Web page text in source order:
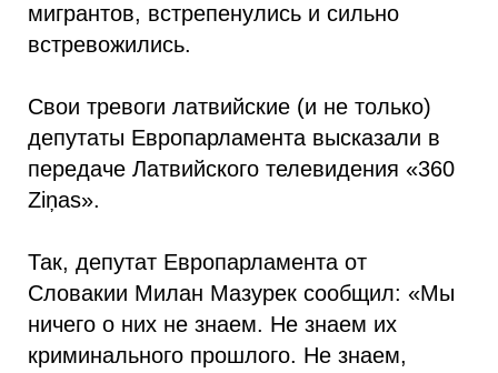
мигрантов, встрепенулись и сильно
встревожились.
Свои тревоги латвийские (и не только)
депутаты Европарламента высказали в
передаче Латвийского телевидения «360
Ziņas».
Так, депутат Европарламента от
Словакии Милан Мазурек сообщил: «Мы
ничего о них не знаем. Не знаем их
криминального прошлого. Не знаем,